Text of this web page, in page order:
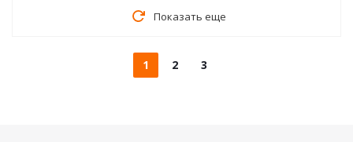
Показать еще
1 2 3